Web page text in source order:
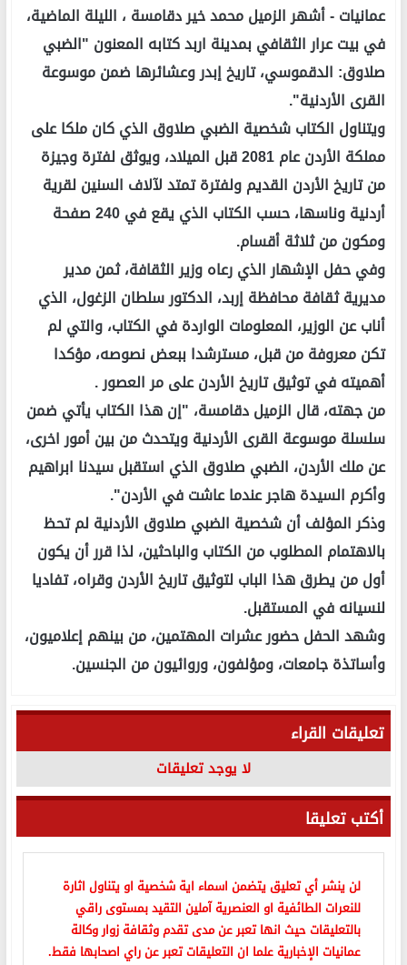
عمانيات -أشهر الزميل محمد خير دقامسة ، الليلة الماضية،
في بيت عرار الثقافي بمدينة اربد كتابه المعنون "الضبي
صلاوق: الدقموسي، تاريخ إبدر وعشائرها ضمن موسوعة
القرى الأردنية".
ويتناول الكتاب شخصية الضبي صلاوق الذي كان ملكا على
مملكة الأردن عام 2081 قبل الميلاد، ويوثق لفترة وجيزة
من تاريخ الأردن القديم ولفترة تمتد لآلاف السنين لقرية
أردنية وناسها، حسب الكتاب الذي يقع في 240 صفحة
ومكون من ثلاثة أقسام.
وفي حفل الإشهار الذي رعاه وزير الثقافة، ثمن مدير
مديرية ثقافة محافظة إربد، الدكتور سلطان الزغول، الذي
أناب عن الوزير، المعلومات الواردة في الكتاب، والتي لم
تكن معروفة من قبل، مسترشدا ببعض نصوصه، مؤكدا
أهميته في توثيق تاريخ الأردن على مر العصور .
من جهته، قال الزميل دقامسة، "إن هذا الكتاب يأتي ضمن
سلسلة موسوعة القرى الأردنية ويتحدث من بين أمور اخرى،
عن ملك الأردن، الضبي صلاوق الذي استقبل سيدنا ابراهيم
وأكرم السيدة هاجر عندما عاشت في الأردن".
وذكر المؤلف أن شخصية الضبي صلاوق الأردنية لم تحظ
بالاهتمام المطلوب من الكتاب والباحثين، لذا قرر أن يكون
أول من يطرق هذا الباب لتوثيق تاريخ الأردن وقراه، تفاديا
لنسيانه في المستقبل.
وشهد الحفل حضور عشرات المهتمين، من بينهم إعلاميون،
وأساتذة جامعات، ومؤلفون، وروائيون من الجنسين.
تعليقات القراء
لا يوجد تعليقات
أكتب تعليقا
لن ينشر أي تعليق يتضمن اسماء اية شخصية او يتناول اثارة
للنعرات الطائفية او العنصرية آملين التقيد بمستوى راقي
بالتعليقات حيث انها تعبر عن مدى تقدم وثقافة زوار وكالة
عمانيات الإخبارية علما ان التعليقات تعبر عن راي اصحابها فقط.